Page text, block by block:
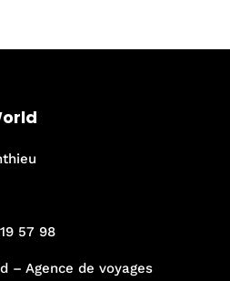
57 98
– Agence de voyages